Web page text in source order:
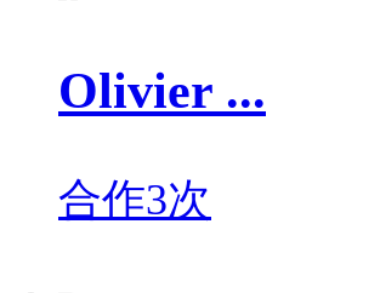
Olivier ...
合作3次